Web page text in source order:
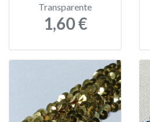
Transparente
1,60 €